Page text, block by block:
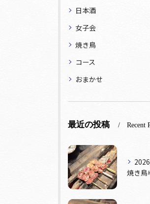
日本酒
女子会
焼き鳥
コース
おまかせ
最近の投稿 Recent